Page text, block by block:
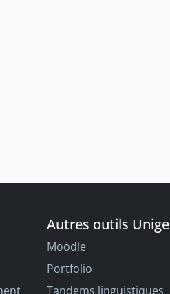
Autres outils Unige
Moodle
Portfolio
Tandems linguistiques